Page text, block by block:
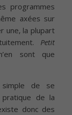
programmes
axées sur
une, la plupart
Petit
sont que
de se
de la
donc des